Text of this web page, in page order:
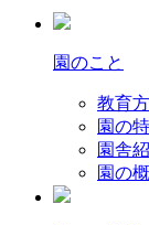
園のこと
教育
園の
園舎
園の